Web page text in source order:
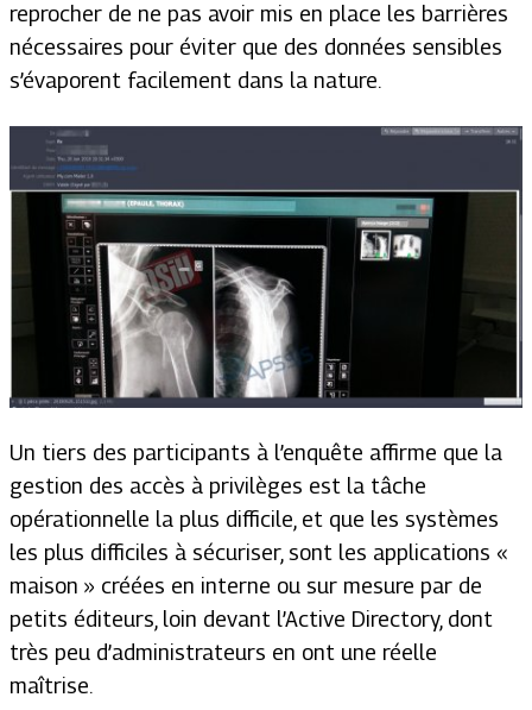
reprocher de ne pas avoir mis en place les barrières
nécessaires pour éviter que des données sensibles
s’évaporent facilement dans la nature.
Un tiers des participants à l’enquête affirme que la
gestion des accès à privilèges est la tâche
opérationnelle la plus difficile, et que les systèmes
les plus difficiles à sécuriser, sont les applications «
maison » créées en interne ou sur mesure par de
petits éditeurs, loin devant l’Active Directory, dont
très peu d’administrateurs en ont une réelle
maîtrise.